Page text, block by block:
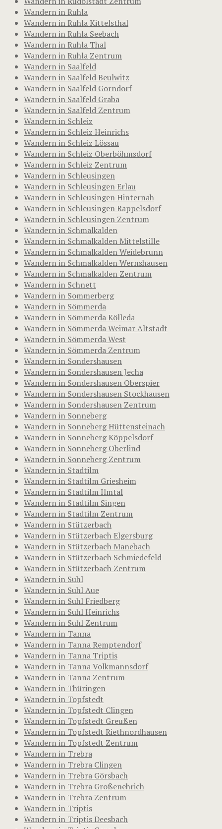
Wandern in Ruhla
Wandern in Ruhla Kittelsthal
Wandern in Ruhla Seebach
Wandern in Ruhla Thal
Wandern in Ruhla Zentrum
Wandern in Saalfeld
Wandern in Saalfeld Beulwitz
Wandern in Saalfeld Gorndorf
Wandern in Saalfeld Graba
Wandern in Saalfeld Zentrum
Wandern in Schleiz
Wandern in Schleiz Heinrichs
Wandern in Schleiz Lössau
Wandern in Schleiz Oberböhmsdorf
Wandern in Schleiz Zentrum
Wandern in Schleusingen
Wandern in Schleusingen Erlau
Wandern in Schleusingen Hinternah
Wandern in Schleusingen Rappelsdorf
Wandern in Schleusingen Zentrum
Wandern in Schmalkalden
Wandern in Schmalkalden Mittelstille
Wandern in Schmalkalden Weidebrunn
Wandern in Schmalkalden Wernshausen
Wandern in Schmalkalden Zentrum
Wandern in Schnett
Wandern in Sommerberg
Wandern in Sömmerda
Wandern in Sömmerda Kölleda
Wandern in Sömmerda Weimar Altstadt
Wandern in Sömmerda West
Wandern in Sömmerda Zentrum
Wandern in Sondershausen
Wandern in Sondershausen Jecha
Wandern in Sondershausen Oberspier
Wandern in Sondershausen Stockhausen
Wandern in Sondershausen Zentrum
Wandern in Sonneberg
Wandern in Sonneberg Hüttensteinach
Wandern in Sonneberg Köppelsdorf
Wandern in Sonneberg Oberlind
Wandern in Sonneberg Zentrum
Wandern in Stadtilm
Wandern in Stadtilm Griesheim
Wandern in Stadtilm Ilmtal
Wandern in Stadtilm Singen
Wandern in Stadtilm Zentrum
Wandern in Stützerbach
Wandern in Stützerbach Elgersburg
Wandern in Stützerbach Manebach
Wandern in Stützerbach Schmiedefeld
Wandern in Stützerbach Zentrum
Wandern in Suhl
Wandern in Suhl Aue
Wandern in Suhl Friedberg
Wandern in Suhl Heinrichs
Wandern in Suhl Zentrum
Wandern in Tanna
Wandern in Tanna Remptendorf
Wandern in Tanna Triptis
Wandern in Tanna Volkmannsdorf
Wandern in Tanna Zentrum
Wandern in Thüringen
Wandern in Topfstedt
Wandern in Topfstedt Clingen
Wandern in Topfstedt Greußen
Wandern in Topfstedt Riethnordhausen
Wandern in Topfstedt Zentrum
Wandern in Trebra
Wandern in Trebra Clingen
Wandern in Trebra Görsbach
Wandern in Trebra Großenehrich
Wandern in Trebra Zentrum
Wandern in Triptis
Wandern in Triptis Deesbach